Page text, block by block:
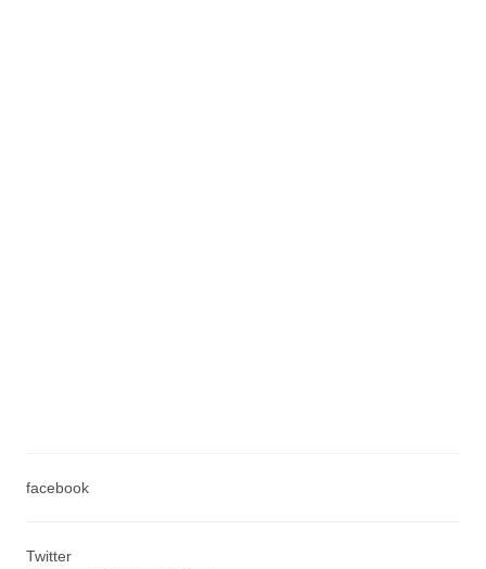
facebook
Twitter